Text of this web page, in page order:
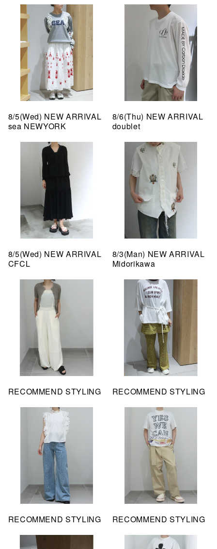
8/5(Wed) NEW ARRIVAL
sea NEWYORK
8/6(Thu) NEW ARRIVAL
doublet
8/5(Wed) NEW ARRIVAL
CFCL
8/3(Man) NEW ARRIVAL
Midorikawa
RECOMMEND STYLING RECOMMEND STYLING
RECOMMEND STYLING RECOMMEND STYLING